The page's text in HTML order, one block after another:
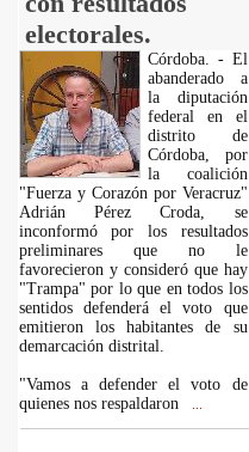
electorales.
Córdoba. - El
abanderado a
la diputación
federal en el
distrito de
Córdoba, por
la coalición
"Fuerza y Corazón por Veracruz"
Adrián Pérez Croda, se
inconformó por los resultados
preliminares que no le
favorecieron y consideró que hay
"Trampa" por lo que en todos los
sentidos defenderá el voto que
emitieron los habitantes de su
demarcación distrital.
"Vamos a defender el voto de
quienes nos respaldaron